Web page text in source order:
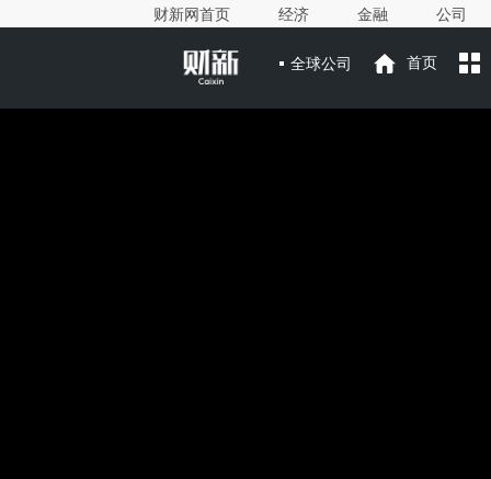
财新网首页 经济 金融 公司
全球公司 首页